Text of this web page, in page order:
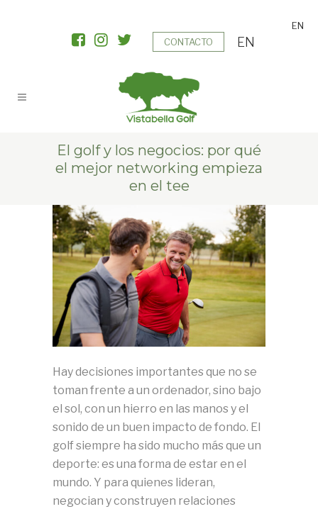
CONTACTO
EN
EN
El golf y los negocios: por qué
el mejor networking empieza
en el tee
Hay decisiones importantes que no se
toman frente a un ordenador, sino bajo
el sol, con un hierro en las manos y el
sonido de un buen impacto de fondo. El
golf siempre ha sido mucho más que un
deporte: es una forma de estar en el
mundo. Y para quienes lideran,
negocian y construyen relaciones